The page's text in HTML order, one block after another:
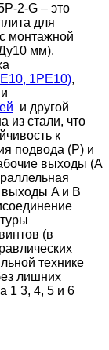
2-G – это
для
монтажной
мм).
1РЕ10),
и
и другой
из стали, что
к
подвода (P) и
выходы (A
выходы A и B
(в
технике
лишних
1 3, 4, 5 и 6